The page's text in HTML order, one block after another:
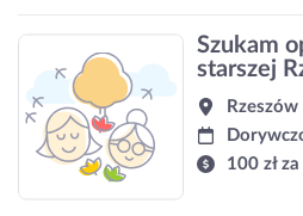
Szukam
starszej
Rzeszów
100 zł